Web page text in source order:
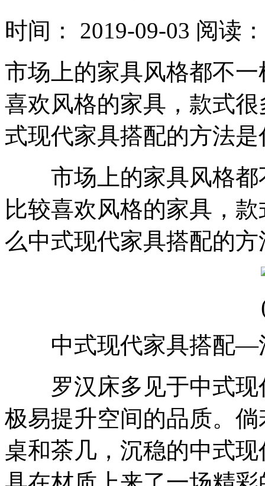
时间： 2019-09-03 阅读
市场上的家具风格都不
喜欢风格的家具，款式
式现代家具搭配的方法是
市场上的家具风格都
比较喜欢风格的家具，
么中式现代家具搭配的方
中式现代家具搭配—
罗汉床多见于中式现
极易提升空间的品质。
桌和茶几，沉稳的中式